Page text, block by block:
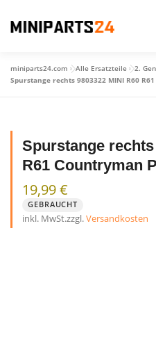
Inhalt
springen
LOGIN STARTSEITE
miniparts24.com »Alle Ersatzteile »2.
Spurstange rechts 9803322 MINI R60
Spurstange rechts
R61 Countryman
19,99€
GEBRAUCHT
inkl. MwSt.zzgl.Versandkosten